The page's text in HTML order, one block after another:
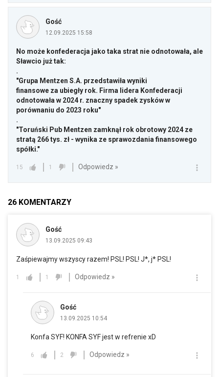
Gość
12.09.2025 15:58
No może konfederacja jako taka strat nie odnotowała, ale
Sławcio już tak:
.
"Grupa Mentzen S.A. przedstawiła wyniki
finansowe za ubiegły rok. Firma lidera Konfederacji
odnotowała w 2024 r. znaczny spadek zysków w
porównaniu do 2023 roku"
.
"Toruński Pub Mentzen zamknął rok obrotowy 2024 ze
stratą 266 tys. zł - wynika ze sprawozdania finansowego
spółki."
15 1 Odpowiedz »
26 KOMENTARZY
Gość
13.09.2025 09:43
Zaśpiewajmy wszyscy razem! PSL! PSL! J*, j* PSL!
1 1 Odpowiedz »
Gość
13.09.2025 10:54
Konfa SYF! KONFA SYF jest w refrenie xD
6 2 Odpowiedz »